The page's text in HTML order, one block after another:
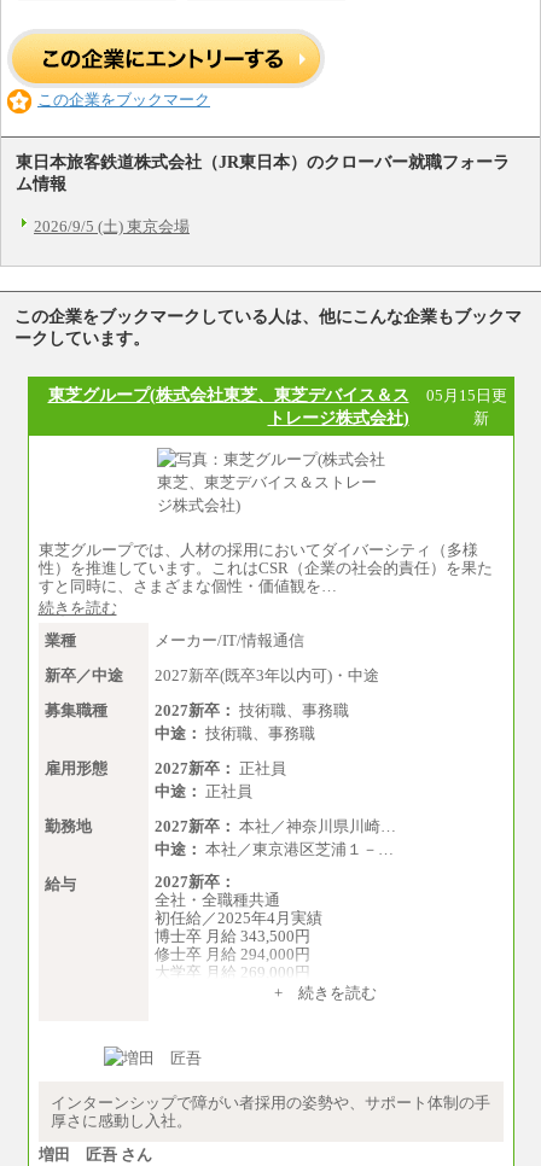
この企業をブックマーク
東日本旅客鉄道株式会社（JR東日本）のクローバー就職フォーラ
ム情報
2026/9/5 (土) 東京会場
この企業をブックマークしている人は、他にこんな企業もブックマ
ークしています。
東芝グループ(株式会社東芝、東芝デバイス＆ス
トレージ株式会社)
05月15日更
新
東芝グループでは、人材の採用においてダイバーシティ（多様
性）を推進しています。これはCSR（企業の社会的責任）を果た
すと同時に、さまざまな個性・価値観を…
続きを読む
業種
メーカー/IT/情報通信
新卒／中途
2027新卒(既卒3年以内可)・中途
募集職種
2027新卒： 技術職、事務職
中途： 技術職、事務職
雇用形態
2027新卒： 正社員
中途： 正社員
勤務地
2027新卒： 本社／神奈川県川崎…
中途： 本社／東京港区芝浦１－…
給与
2027新卒：
全社・全職種共通
初任給／2025年4月実績
博士卒 月給 343,500円
修士卒 月給 294,000円
大学卒 月給 269,000円
※試用期間の給与に変更はございません
ます。
円
+ 続きを読む
インターンシップで障がい者採用の姿勢や、サポート体制の手
厚さに感動し入社。
増田 匠吾 さん